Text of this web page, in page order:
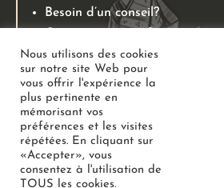
Besoin d’un conseil?
Mentions légales
Conditions générales de ventes
Politiques de retours
Politique de confidentialité
Copyright Au Jardin des Gemmes
Nous utilisons des cookies
sur notre site Web pour
vous offrir l'expérience la
plus pertinente en
mémorisant vos
préférences et les visites
répétées. En cliquant sur
«Accepter», vous
consentez à l'utilisation de
TOUS les cookies.